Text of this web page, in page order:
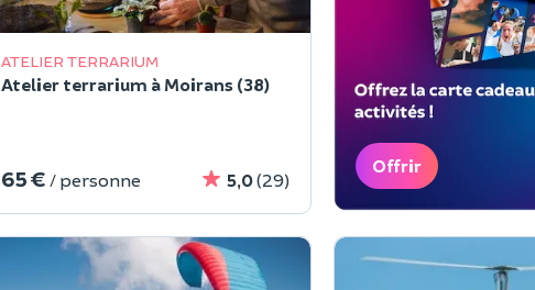
ATELIER TERRARIUM
Atelier terrarium à Moirans (38)
65 € / personne 5,0(29)
Offrir